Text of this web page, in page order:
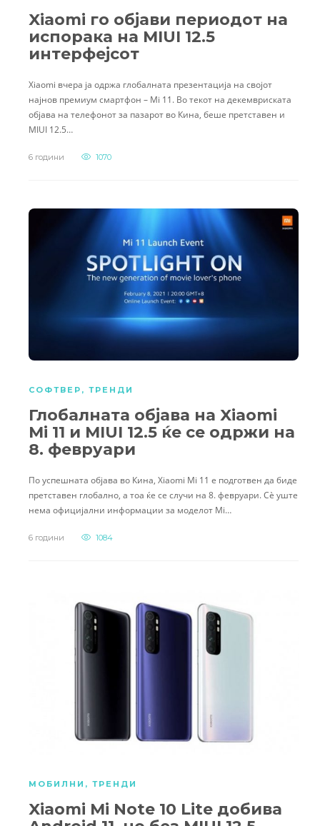
Xiaomi го објави периодот на
испорака на MIUI 12.5
интерфејсот
Xiaomi вчера ја одржа глобалната презентација на својот
најнов премиум смартфон – Mi 11. Во текот на декемвриската
објава на телефонот за пазарот во Кина, беше претставен и
MIUI 12.5…
6 години 1070
СОФТВЕР , ТРЕНДИ
Глобалната објава на Xiaomi
Mi 11 и MIUI 12.5 ќе се одржи на
8. февруари
По успешната објава во Кина, Xiaomi Mi 11 е подготвен да биде
претставен глобално, а тоа ќе се случи на 8. февруари. Сè уште
нема официјални информации за моделот Mi…
6 години 1084
МОБИЛНИ , ТРЕНДИ
Xiaomi Mi Note 10 Lite добива